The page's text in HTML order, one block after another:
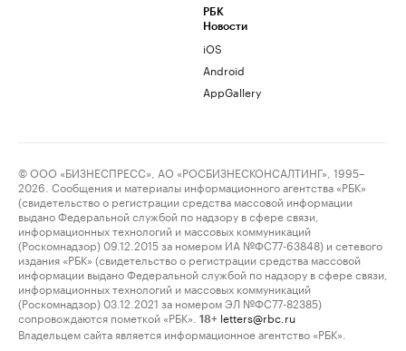
РБК
Новости
iOS
Android
AppGallery
© ООО «БИЗНЕСПРЕСС», АО «РОСБИЗНЕСКОНСАЛТИНГ», 1995–
2026. Сообщения и материалы информационного агентства «РБК»
(свидетельство о регистрации средства массовой информации
выдано Федеральной службой по надзору в сфере связи,
информационных технологий и массовых коммуникаций
(Роскомнадзор) 09.12.2015 за номером ИА №ФС77-63848) и сетевого
издания «РБК» (свидетельство о регистрации средства массовой
информации выдано Федеральной службой по надзору в сфере связи,
информационных технологий и массовых коммуникаций
(Роскомнадзор) 03.12.2021 за номером ЭЛ №ФС77-82385)
сопровождаются пометкой «РБК».
18+ letters@rbc.ru
Владельцем сайта является информационное агентство «РБК».